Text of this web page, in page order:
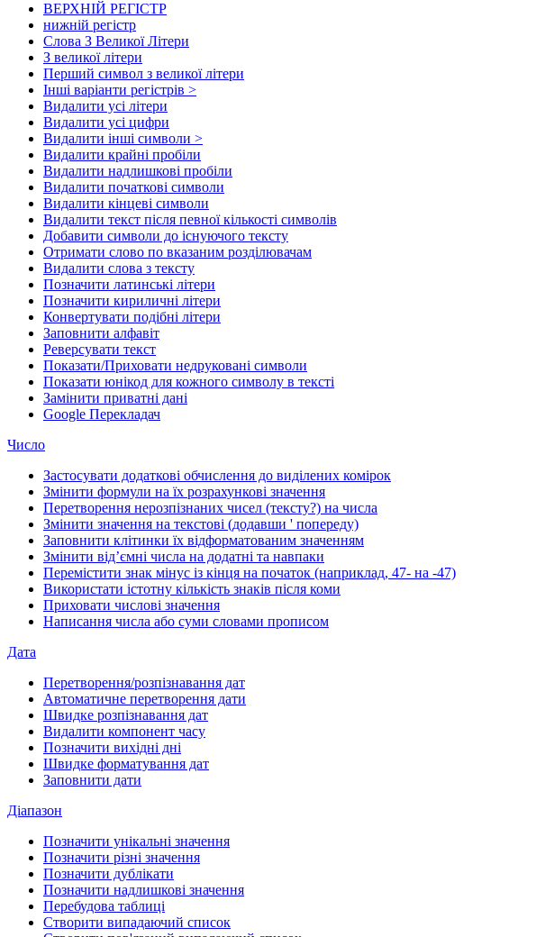
ВЕРХНІЙ РЕГІСТР
нижній регістр
Слова З Великої Літери
З великої літери
Перший символ з великої літери
Інші варіанти регістрів >
Видалити усі літери
Видалити усі цифри
Видалити інші символи >
Видалити крайні пробіли
Видалити надлишкові пробіли
Видалити початкові символи
Видалити кінцеві символи
Видалити текст після певної кількості символів
Добавити символи до існуючого тексту
Отримати слово по вказаним розділювачам
Видалити слова з тексту
Позначити латинські літери
Позначити кириличні літери
Конвертувати подібні літери
Заповнити алфавіт
Реверсувати текст
Показати/Приховати недруковані символи
Показати юнікод для кожного символу в тексті
Замінити приватні дані
Google Перекладач
Число
Застосувати додаткові обчислення до виділених комірок
Змінити формули на їх розрахункові значення
Перетворення нерозпізнаних чисел (тексту?) на числа
Змінити значення на текстові (додавши ' попереду)
Заповнити клітинки їх відформатованим значенням
Змінити від’ємні числа на додатні та навпаки
Перемістити знак мінус із кінця на початок (наприклад, 47- на -47)
Використати істотну кількість знаків після коми
Приховати числові значення
Написання числа або суми словами прописом
Дата
Перетворення/розпізнавання дат
Автоматичне перетворення дати
Швидке розпізнавання дат
Видалити компонент часу
Позначити вихідні дні
Швидке форматування дат
Заповнити дати
Діапазон
Позначити унікальні значення
Позначити різні значення
Позначити дублікати
Позначити надлишкові значення
Перебудова таблиці
Створити випадаючий список